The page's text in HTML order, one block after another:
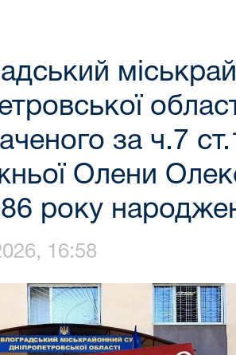
за ч.7
Олени
року
16:58